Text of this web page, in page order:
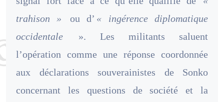
trahison »
ou d’ « ingérence diplomatique
occidentale
». Les militants saluent
l’opération comme une réponse coordonnée
aux déclarations souverainistes de Sonko
concernant les questions de société et la